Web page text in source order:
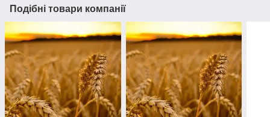
Подібні товари компанії